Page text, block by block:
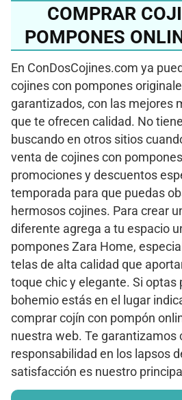
COMPRAR
POMPONES
En ConDosCojines.com ya
cojines con pompones
garantizados, con las mejores
que te ofrecen calidad. No
buscando en otros sitios
venta de cojines con
promociones y descuentos
temporada para que puedas
hermosos cojines. Para crear
diferente agrega a tu espacio
pompones Zara Home,
telas de alta calidad que
toque chic y elegante. Si optas
bohemio estás en el lugar
comprar cojín con pompón
nuestra web. Te garantizamos
responsabilidad en los lapsos
satisfacción es nuestro